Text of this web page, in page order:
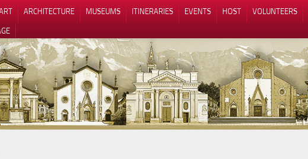
ARCHITECTURE MUSEUMS ITINERARIES EVENTS HOST VOLUNTEERS